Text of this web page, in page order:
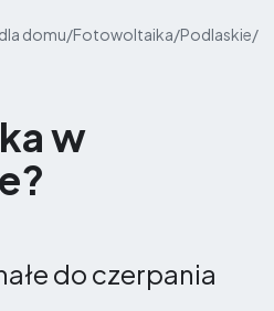
domu/Fotowoltaika/Podlaskie/
w
do czerpania